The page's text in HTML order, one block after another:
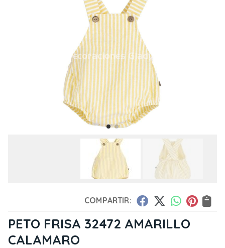
COMPARTIR:
PETO FRISA 32472 AMARILLO
CALAMARO